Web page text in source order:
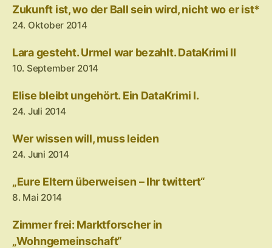
Zukunft ist, wo der Ball sein wird, nicht wo er ist*
24. Oktober 2014
Lara gesteht. Urmel war bezahlt. DataKrimi II
10. September 2014
Elise bleibt ungehört. Ein DataKrimi I.
24. Juli 2014
Wer wissen will, muss leiden
24. Juni 2014
„Eure Eltern überweisen – Ihr twittert“
8. Mai 2014
Zimmer frei: Marktforscher in
„Wohngemeinschaft“